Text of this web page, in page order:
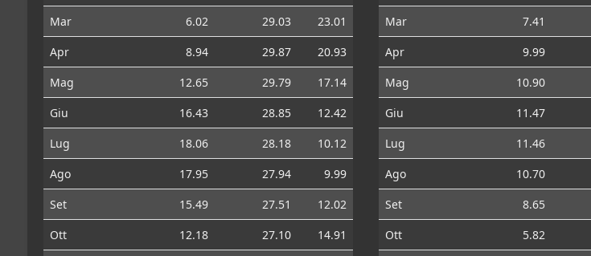
Mar
6.02 29.03
23.01
Apr
8.94 29.87
20.93
Mag
12.65 29.79
17.14
Giu
16.43 28.85
12.42
Lug
18.06 28.18
10.12
Ago
17.95 27.94
9.99
Set
15.49 27.51
12.02
Ott
12.18 27.10
14.91
Mar
7.41
Apr
9.99
Mag
10.90
Giu
11.47
Lug
11.46
Ago
10.70
Set
8.65
Ott
5.82